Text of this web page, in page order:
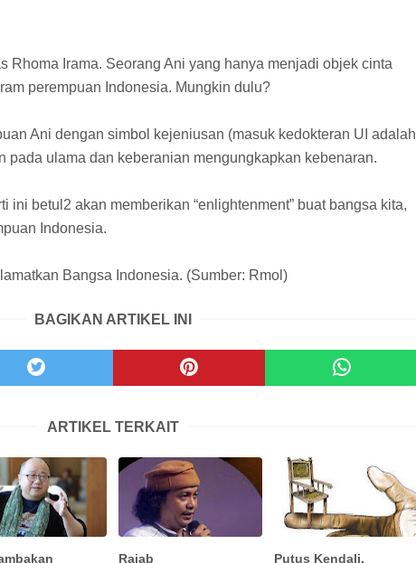
Irama. Seorang Ani yang hanya menjadi objek cinta
perempuan Indonesia. Mungkin dulu?
Ani dengan simbol kejeniusan (masuk kedokteran UI adalah
pada ulama dan keberanian mengungkapkan kebenaran.
ini betul2 akan memberikan “enlightenment” buat bangsa kita,
Indonesia.
Bangsa Indonesia. (Sumber: Rmol)
BAGIKAN ARTIKEL INI
ARTIKEL TERKAIT
Rajab Putus Kendali,